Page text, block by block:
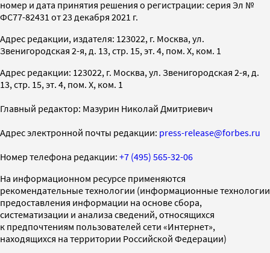
номер и дата принятия решения о регистрации: серия Эл №
ФС77-82431 от 23 декабря 2021 г.
Адрес редакции, издателя: 123022, г. Москва, ул.
Звенигородская 2-я, д. 13, стр. 15, эт. 4, пом. X, ком. 1
Адрес редакции: 123022, г. Москва, ул. Звенигородская 2-я, д.
13, стр. 15, эт. 4, пом. X, ком. 1
Главный редактор: Мазурин Николай Дмитриевич
Адрес электронной почты редакции: press-release@forbes.ru
Номер телефона редакции: +7 (495) 565-32-06
На информационном ресурсе применяются
рекомендательные технологии (информационные технологии
предоставления информации на основе сбора,
систематизации и анализа сведений, относящихся
к предпочтениям пользователей сети «Интернет»,
находящихся на территории Российской Федерации)